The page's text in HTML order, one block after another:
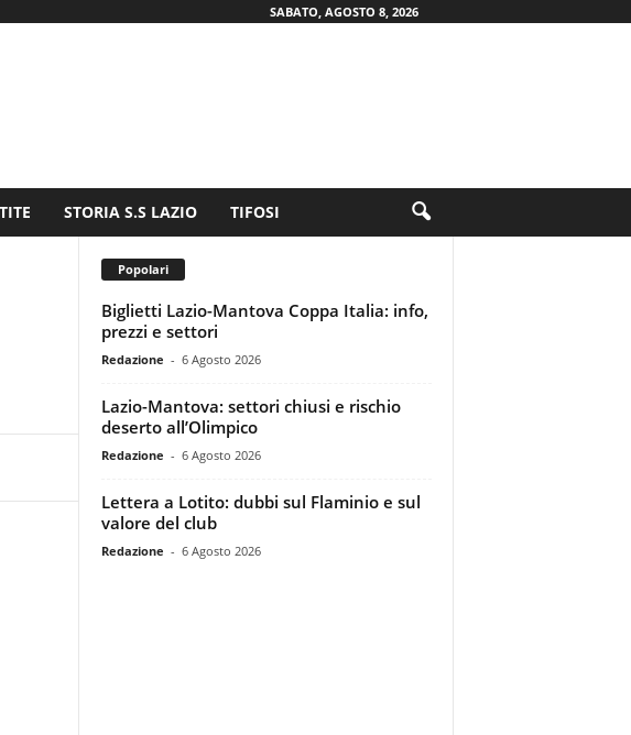
SABATO, AGOSTO 8, 2026
STORIA S.S LAZIO TIFOSI
Popolari
Biglietti Lazio-Mantova Coppa Italia: info,
prezzi e settori
Redazione - 6 Agosto 2026
Lazio-Mantova: settori chiusi e rischio
deserto all’Olimpico
Redazione - 6 Agosto 2026
Lettera a Lotito: dubbi sul Flaminio e sul
valore del club
Redazione - 6 Agosto 2026